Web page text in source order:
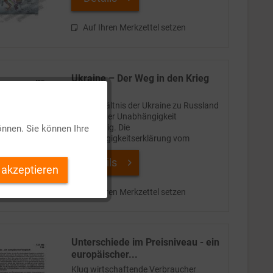
Auf Ihren Merkzettel setzen
Ukraine – Der Weg in den Krieg
Das Verhältnis der Ukraine zu Russland
war seit der Unabhängigkeit
zwiespältig. Die
Unabhängigkeitserklärung vom
24.8.1991 wurde Ende des Jahres in
einem Referendum mit über 90 %
Details
Auf Ihren Merkzettel setzen
Unterschiede im Preisniveau - ein
europäischer...
Klug wirtschaftende Verbraucher
Inaktiv
Inaktiv
Sie können Ihre